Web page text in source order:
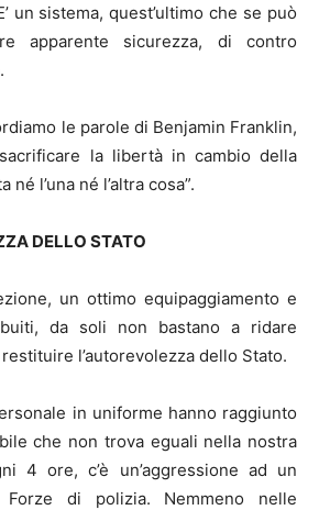
un sistema, quest’ultimo che se può
apparente sicurezza, di contro
le parole di Benjamin Franklin,
la libertà in cambio della
l’una né l’altra cosa”.
DELLO STATO
un ottimo equipaggiamento e
da soli non bastano a ridare
l’autorevolezza dello Stato.
in uniforme hanno raggiunto
che non trova eguali nella nostra
4 ore, c’è un’aggressione ad un
Forze di polizia. Nemmeno nelle